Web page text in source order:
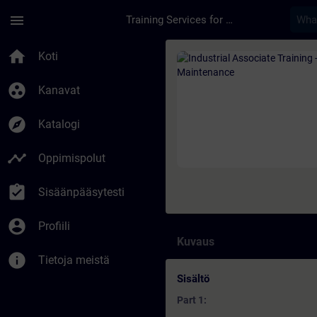
menu Training Services for Digital Industries
home Koti
group_work Kanavat
explore Katalogi
timeline Oppimispolut
assignment_turned_in Sisäänpääsytesti
account_circle Profiili
info Tietoja meistä
Kurssi - Industrial
Kuvaus
Sisältö
Part 1: